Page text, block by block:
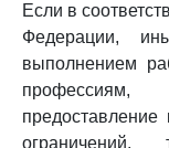
Если в
Федерации,
выполнением
ограничений,